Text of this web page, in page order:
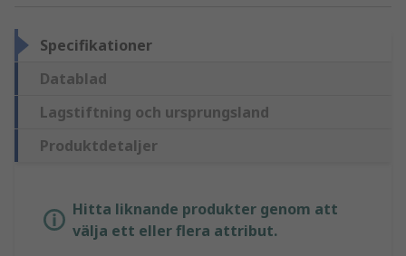
Specifikationer
Datablad
Lagstiftning och ursprungsland
Produktdetaljer
Hitta liknande produkter genom att
välja ett eller flera attribut.